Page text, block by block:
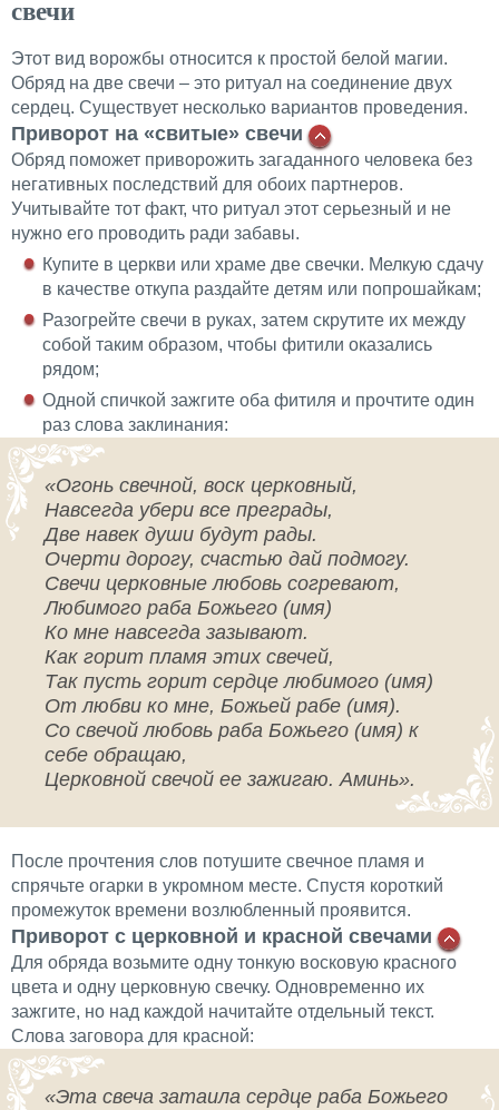
свечи
Этот вид ворожбы относится к простой белой магии.
Обряд на две свечи – это ритуал на соединение двух
сердец. Существует несколько вариантов проведения.
Приворот на «свитые» свечи
Обряд поможет приворожить загаданного человека без
негативных последствий для обоих партнеров.
Учитывайте тот факт, что ритуал этот серьезный и не
нужно его проводить ради забавы.
Купите в церкви или храме две свечки. Мелкую сдачу
в качестве откупа раздайте детям или попрошайкам;
Разогрейте свечи в руках, затем скрутите их между
собой таким образом, чтобы фитили оказались
рядом;
Одной спичкой зажгите оба фитиля и прочтите один
раз слова заклинания:
«Огонь свечной, воск церковный,
Навсегда убери все преграды,
Две навек души будут рады.
Очерти дорогу, счастью дай подмогу.
Свечи церковные любовь согревают,
Любимого раба Божьего (имя)
Ко мне навсегда зазывают.
Как горит пламя этих свечей,
Так пусть горит сердце любимого (имя)
От любви ко мне, Божьей рабе (имя).
Со свечой любовь раба Божьего (имя) к
себе обращаю,
Церковной свечой ее зажигаю. Аминь».
После прочтения слов потушите свечное пламя и
спрячьте огарки в укромном месте. Спустя короткий
промежуток времени возлюбленный проявится.
Приворот с церковной и красной свечами
Для обряда возьмите одну тонкую восковую красного
цвета и одну церковную свечку. Одновременно их
зажгите, но над каждой начитайте отдельный текст.
Слова заговора для красной:
«Эта свеча затаила сердце раба Божьего